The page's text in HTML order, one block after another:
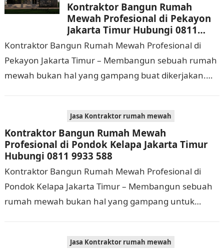
Kontraktor Bangun Rumah
Mewah Profesional di Pekayon
Jakarta Timur Hubungi 0811
9933 588
Kontraktor Bangun Rumah Mewah Profesional di
Pekayon Jakarta Timur – Membangun sebuah rumah
mewah bukan hal yang gampang buat dikerjakan.
Jasa Kontraktor rumah mewah
Kontraktor Bangun Rumah Mewah
Profesional di Pondok Kelapa Jakarta Timur
Hubungi 0811 9933 588
Kontraktor Bangun Rumah Mewah Profesional di
Pondok Kelapa Jakarta Timur – Membangun sebuah
rumah mewah bukan hal yang gampang untuk
Jasa Kontraktor rumah mewah